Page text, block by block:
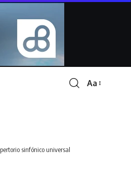
Font
Aa
sinfónico universal